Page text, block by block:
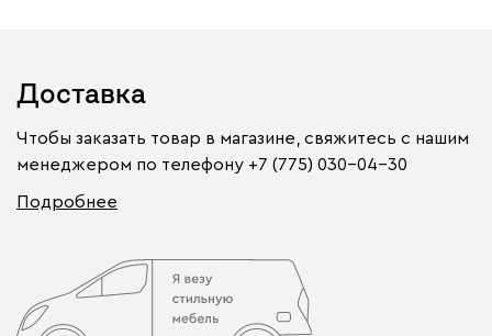
Доставка
Чтобы заказать товар в магазине, свяжитесь с нашим
менеджером по телефону +7 (775) 030-04-30
Подробнее